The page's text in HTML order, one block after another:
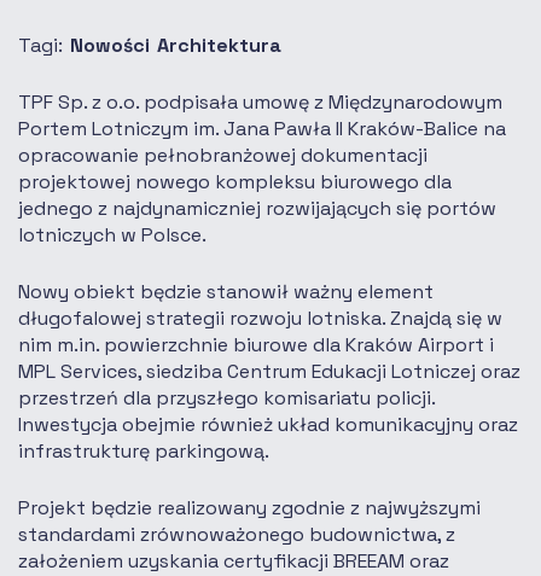
Tagi: Nowości Architektura
TPF Sp. z o.o. podpisała umowę z Międzynarodowym
Portem Lotniczym im. Jana Pawła II Kraków-Balice na
opracowanie pełnobranżowej dokumentacji
projektowej nowego kompleksu biurowego dla
jednego z najdynamiczniej rozwijających się portów
lotniczych w Polsce.
Nowy obiekt będzie stanowił ważny element
długofalowej strategii rozwoju lotniska. Znajdą się w
nim m.in. powierzchnie biurowe dla Kraków Airport i
MPL Services, siedziba Centrum Edukacji Lotniczej oraz
przestrzeń dla przyszłego komisariatu policji.
Inwestycja obejmie również układ komunikacyjny oraz
infrastrukturę parkingową.
Projekt będzie realizowany zgodnie z najwyższymi
standardami zrównoważonego budownictwa, z
założeniem uzyskania certyfikacji BREEAM oraz